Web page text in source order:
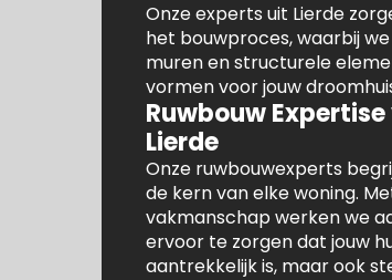
Onze experts uit Lierde
het bouwproces, waarbij
muren en structurele
vormen voor jouw
Ruwbouw
Lierde
Onze ruwbouwexperts
de kern van elke woning.
vakmanschap werken we
ervoor te zorgen dat jouw
aantrekkelijk is, maar ook